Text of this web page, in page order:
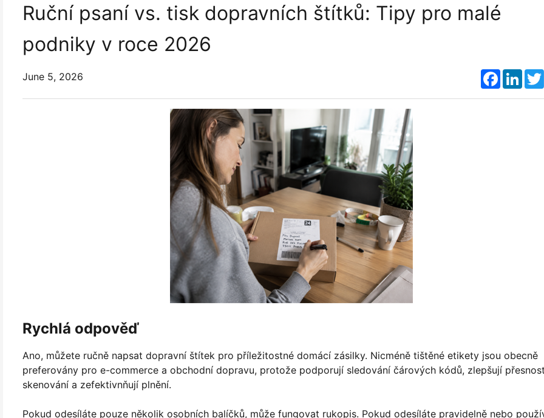
Ruční psaní vs. tisk dopravních štítků: Tipy pro malé
podniky v roce 2026
June 5, 2026 Facebook
Rychlá odpověď
Ano, můžete ručně napsat dopravní štítek pro příležitostné domácí zásilky. Nicméně tištěné etikety jsou obecně
preferovány pro e-commerce a obchodní dopravu, protože podporují sledování čárových kódů, zlepšují přesnost
skenování a zefektivnňují plnění.
Pokud odesíláte pouze několik osobních balíčků, může fungovat rukopis. Pokud odesíláte pravidelně nebo